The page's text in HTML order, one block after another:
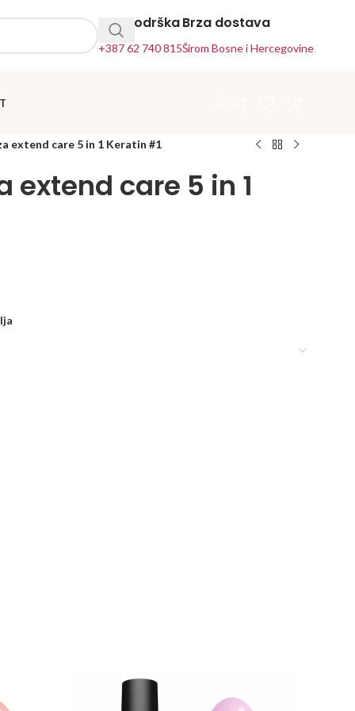
24h Podrška
+387 62 740 815
Brza dostava
Širom Bosne i Hercegovine
extend care 5 in 1 Keratin #1
extend care 5 in 1